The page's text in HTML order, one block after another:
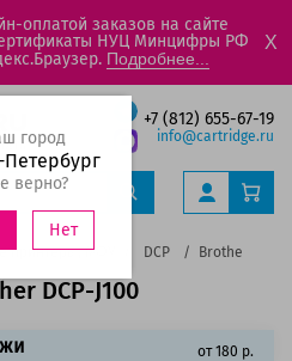
оплатой заказов на сайте
НУЦ Минцифры РФ
Подробнее...
X
+7 (812) 655-67-19
info@cartridge.ru
город
Петербург
верно?
Нет
принтеры, МФУ DCP Brother DCP-
DCP-J100
от 180 р.